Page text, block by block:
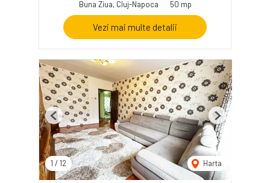
Buna Ziua, Cluj-Napoca
50 mp
Vezi mai multe detalii
1 / 12 Harta
Previous Next